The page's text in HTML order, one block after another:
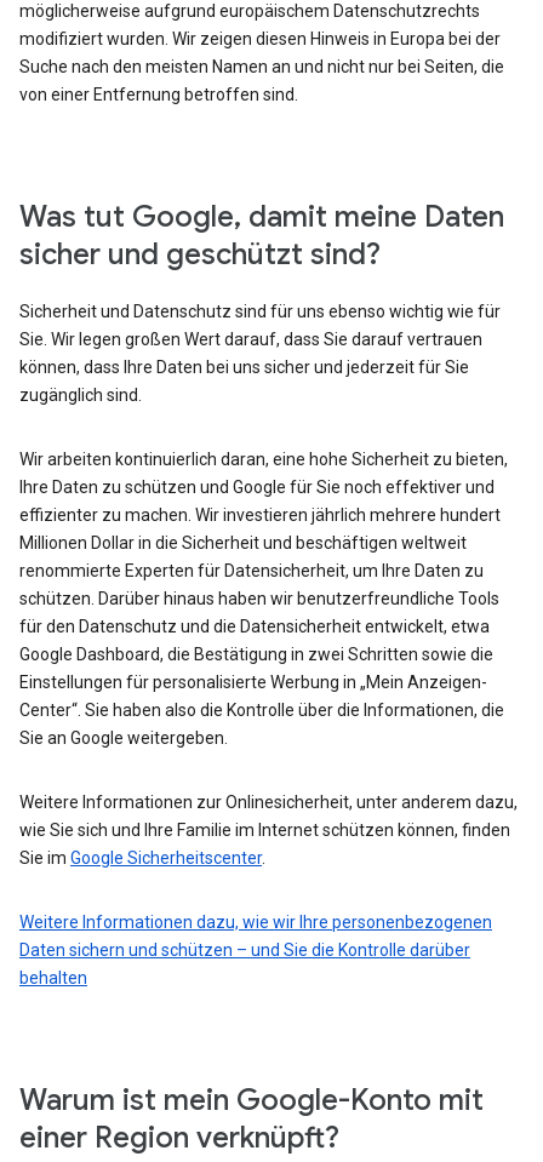
möglicherweise aufgrund europäischem Datenschutzrechts
modifiziert wurden. Wir zeigen diesen Hinweis in Europa bei der
Suche nach den meisten Namen an und nicht nur bei Seiten, die
von einer Entfernung betroffen sind.
Was tut Google, damit meine Daten
sicher und geschützt sind?
Sicherheit und Datenschutz sind für uns ebenso wichtig wie für
Sie. Wir legen großen Wert darauf, dass Sie darauf vertrauen
können, dass Ihre Daten bei uns sicher und jederzeit für Sie
zugänglich sind.
Wir arbeiten kontinuierlich daran, eine hohe Sicherheit zu bieten,
Ihre Daten zu schützen und Google für Sie noch effektiver und
effizienter zu machen. Wir investieren jährlich mehrere hundert
Millionen Dollar in die Sicherheit und beschäftigen weltweit
renommierte Experten für Datensicherheit, um Ihre Daten zu
schützen. Darüber hinaus haben wir benutzerfreundliche Tools
für den Datenschutz und die Datensicherheit entwickelt, etwa
Google Dashboard, die Bestätigung in zwei Schritten sowie die
Einstellungen für personalisierte Werbung in „Mein Anzeigen-
Center“. Sie haben also die Kontrolle über die Informationen, die
Sie an Google weitergeben.
Weitere Informationen zur Onlinesicherheit, unter anderem dazu,
wie Sie sich und Ihre Familie im Internet schützen können, finden
Sie im Google Sicherheitscenter.
Weitere Informationen dazu, wie wir Ihre personenbezogenen
Daten sichern und schützen – und Sie die Kontrolle darüber
behalten
Warum ist mein Google-Konto mit
einer Region verknüpft?